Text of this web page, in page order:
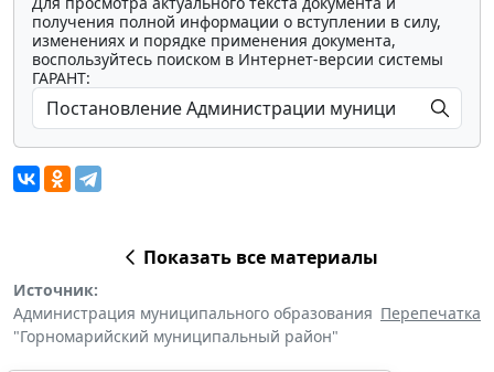
получения полной информации о вступлении в силу,
изменениях и порядке применения документа,
воспользуйтесь поиском в Интернет-версии системы
ГАРАНТ:
Показать все материалы
Источник:
Администрация муниципального образования
"Горномарийский муниципальный район"
Перепечатка